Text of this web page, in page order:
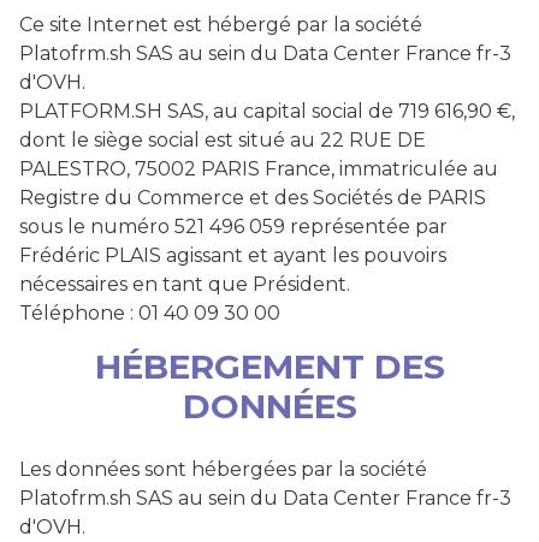
Ce site Internet est hébergé par la société
Platofrm.sh SAS au sein du Data Center France fr-3
d'OVH.
PLATFORM.SH SAS, au capital social de 719 616,90 €,
dont le siège social est situé au 22 RUE DE
PALESTRO, 75002 PARIS France, immatriculée au
Registre du Commerce et des Sociétés de PARIS
sous le numéro 521 496 059 représentée par
Frédéric PLAIS agissant et ayant les pouvoirs
nécessaires en tant que Président.
Téléphone : 01 40 09 30 00
HÉBERGEMENT DES
DONNÉES
Les données sont hébergées par la société
Platofrm.sh SAS au sein du Data Center France fr-3
d'OVH.